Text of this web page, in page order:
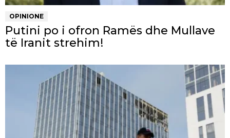
OPINIONE
Putini po i ofron Ramës dhe Mullave
të Iranit strehim!